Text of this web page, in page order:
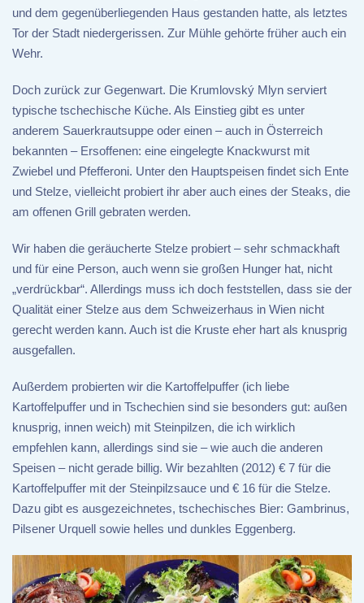
und dem gegenüberliegenden Haus gestanden hatte, als letztes
Tor der Stadt niedergerissen. Zur Mühle gehörte früher auch ein
Wehr.
Doch zurück zur Gegenwart. Die Krumlovský Mlyn serviert
typische tschechische Küche. Als Einstieg gibt es unter
anderem Sauerkrautsuppe oder einen – auch in Österreich
bekannten – Ersoffenen: eine eingelegte Knackwurst mit
Zwiebel und Pfefferoni. Unter den Hauptspeisen findet sich Ente
und Stelze, vielleicht probiert ihr aber auch eines der Steaks, die
am offenen Grill gebraten werden.
Wir haben die geräucherte Stelze probiert – sehr schmackhaft
und für eine Person, auch wenn sie großen Hunger hat, nicht
„verdrückbar“. Allerdings muss ich doch feststellen, dass sie der
Qualität einer Stelze aus dem Schweizerhaus in Wien nicht
gerecht werden kann. Auch ist die Kruste eher hart als knusprig
ausgefallen.
Außerdem probierten wir die Kartoffelpuffer (ich liebe
Kartoffelpuffer und in Tschechien sind sie besonders gut: außen
knusprig, innen weich) mit Steinpilzen, die ich wirklich
empfehlen kann, allerdings sind sie – wie auch die anderen
Speisen – nicht gerade billig. Wir bezahlten (2012) € 7 für die
Kartoffelpuffer mit der Steinpilzsauce und € 16 für die Stelze.
Dazu gibt es ausgezeichnetes, tschechisches Bier: Gambrinus,
Pilsener Urquell sowie helles und dunkles Eggenberg.